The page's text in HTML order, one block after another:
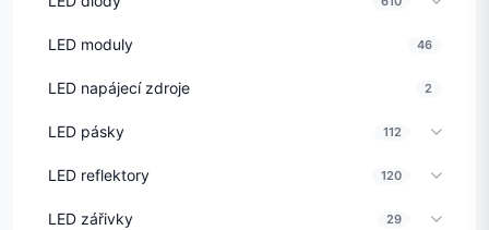
LED moduly 46
LED napájecí zdroje 2
LED pásky 112
LED reflektory 120
LED zářivky 29